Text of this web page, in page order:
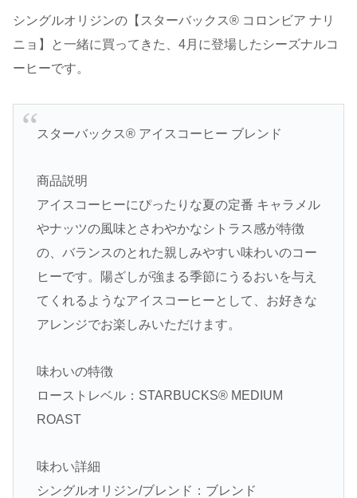
シングルオリジンの【スターバックス® コロンビア ナリ
ニョ】と一緒に買ってきた、4月に登場したシーズナルコ
ーヒーです。
スターバックス® アイスコーヒー ブレンド
商品説明
アイスコーヒーにぴったりな夏の定番 キャラメル
やナッツの風味とさわやかなシトラス感が特徴
の、バランスのとれた親しみやすい味わいのコー
ヒーです。陽ざしが強まる季節にうるおいを与え
てくれるようなアイスコーヒーとして、お好きな
アレンジでお楽しみいただけます。
味わいの特徴
ローストレベル：STARBUCKS® MEDIUM
ROAST
味わい詳細
シングルオリジン/ブレンド：ブレンド